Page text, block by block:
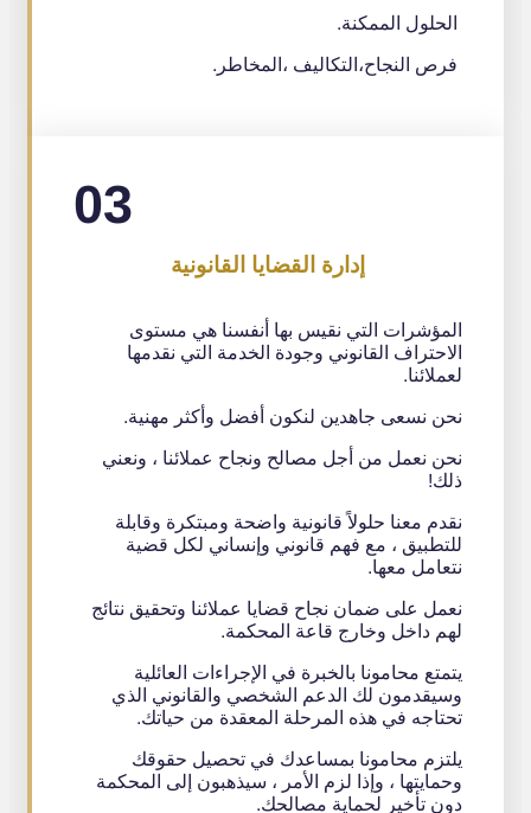
الحلول الممكنة.
فرص النجاح،التكاليف ،المخاطر.
03
إدارة القضايا القانونية
المؤشرات التي نقيس بها أنفسنا هي مستوى
الاحتراف القانوني وجودة الخدمة التي نقدمها
لعملائنا.
نحن نسعى جاهدين لنكون أفضل وأكثر مهنية.
نحن نعمل من أجل مصالح ونجاح عملائنا ، ونعني
ذلك!
نقدم معنا حلولاً قانونية واضحة ومبتكرة وقابلة
للتطبيق ، مع فهم قانوني وإنساني لكل قضية
نتعامل معها.
نعمل على ضمان نجاح قضايا عملائنا وتحقيق نتائج
لهم داخل وخارج قاعة المحكمة.
يتمتع محامونا بالخبرة في الإجراءات العائلية
وسيقدمون لك الدعم الشخصي والقانوني الذي
تحتاجه في هذه المرحلة المعقدة من حياتك.
يلتزم محامونا بمساعدك في تحصيل حقوقك
وحمايتها ، وإذا لزم الأمر ، سيذهبون إلى المحكمة
دون تأخير لحماية مصالحك.